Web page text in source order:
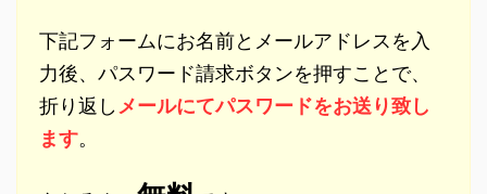
下記フォームにお名前とメールアドレスを入
力後、パスワード請求ボタンを押すことで、
折り返し メールにてパスワードをお送り致し
ます。